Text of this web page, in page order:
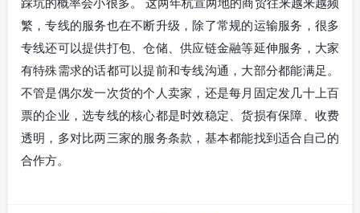
繁，专线的服务也在不断升级，除了常规的运输服务，很多
专线还可以提供打包、仓储、供应链金融等延伸服务，大家
有特殊需求的话都可以提前和专线沟通，大部分都能满足。
不管是偶尔发一次货的个人卖家，还是每月固定发几十上百
票的企业，选专线的核心都是时效稳定、货损有保障、收费
透明，多对比两三家的服务条款，基本都能找到适合自己的
合作方。